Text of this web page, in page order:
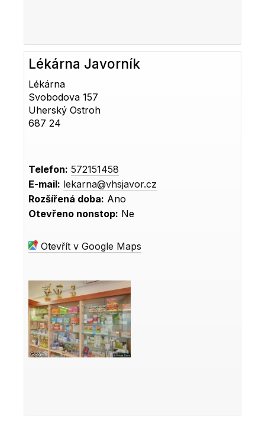
Lékárna Javorník
Lékárna
Svobodova 157
Uherský Ostroh
687 24
Telefon: 572151458
E-mail: lekarna@vhsjavor.cz
Rozšířená doba: Ano
Otevřeno nonstop: Ne
Otevřít v Google Maps